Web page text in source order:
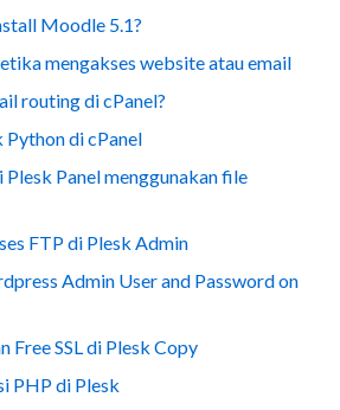
Moodle 5.1?
mengakses website atau email
routing di cPanel?
Python di cPanel
Panel menggunakan file
FTP di Plesk Admin
Admin User and Password on
SSL di Plesk Copy
PHP di Plesk